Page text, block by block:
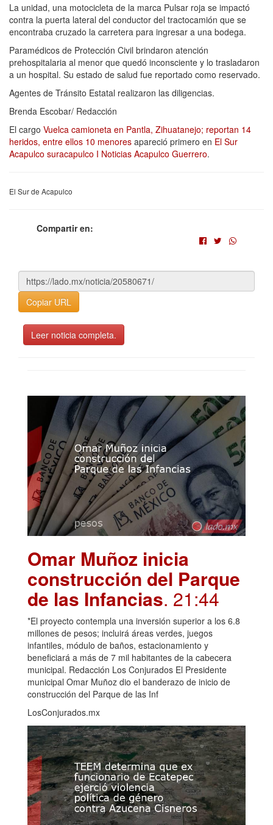
La unidad, una motocicleta de la marca Pulsar roja se impactó
contra la puerta lateral del conductor del tractocamión que se
encontraba cruzado la carretera para ingresar a una bodega.
Paramédicos de Protección Civil brindaron atención
prehospitalaria al menor que quedó inconsciente y lo trasladaron
a un hospital. Su estado de salud fue reportado como reservado.
Agentes de Tránsito Estatal realizaron las diligencias.
Brenda Escobar/ Redacción
El cargo Vuelca camioneta en Pantla, Zihuatanejo; reportan 14
heridos, entre ellos 10 menores apareció primero en El Sur
Acapulco suracapulco I Noticias Acapulco Guerrero.
El Sur de Acapulco
Compartir en:
Copiar URL
Leer noticia completa.
Omar Muñoz inicia
construcción del Parque
de las Infancias. 21:44
*El proyecto contempla una inversión superior a los 6.8
millones de pesos; incluirá áreas verdes, juegos
infantiles, módulo de baños, estacionamiento y
beneficiará a más de 7 mil habitantes de la cabecera
municipal. Redacción Los Conjurados El Presidente
municipal Omar Muñoz dio el banderazo de inicio de
construcción del Parque de las Inf
LosConjurados.mx